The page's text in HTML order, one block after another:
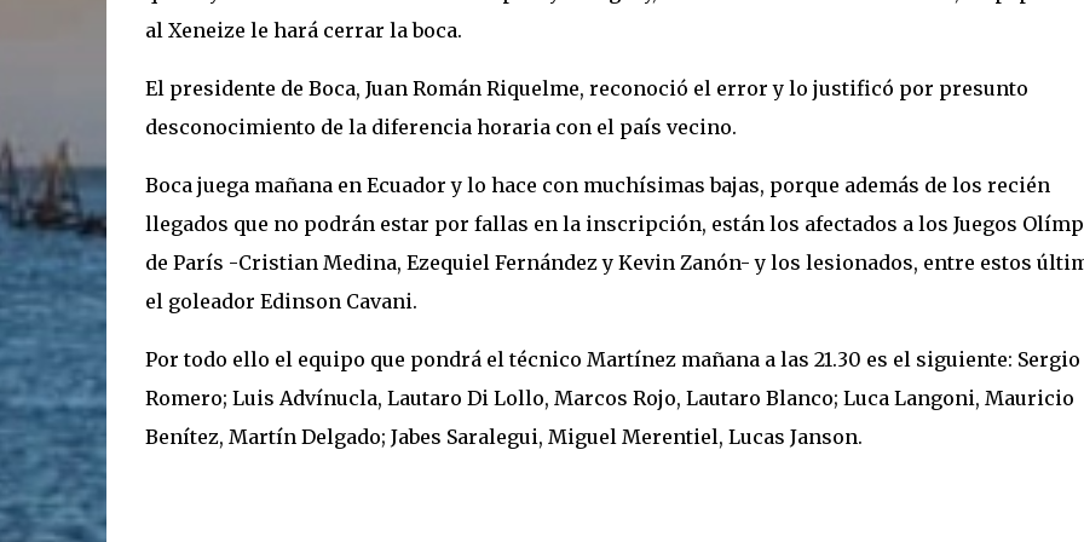
al Xeneize le hará cerrar la boca.
El presidente de Boca, Juan Román Riquelme, reconoció el error y lo justificó por presunto
desconocimiento de la diferencia horaria con el país vecino.
Boca juega mañana en Ecuador y lo hace con muchísimas bajas, porque además de los recién
llegados que no podrán estar por fallas en la inscripción, están los afectados a los Juegos
de París -Cristian Medina, Ezequiel Fernández y Kevin Zanón- y los lesionados, entre estos
el goleador Edinson Cavani.
Por todo ello el equipo que pondrá el técnico Martínez mañana a las 21.30 es el siguiente: Sergio
Romero; Luis Advínucla, Lautaro Di Lollo, Marcos Rojo, Lautaro Blanco; Luca Langoni, Mauricio
Benítez, Martín Delgado; Jabes Saralegui, Miguel Merentiel, Lucas Janson.